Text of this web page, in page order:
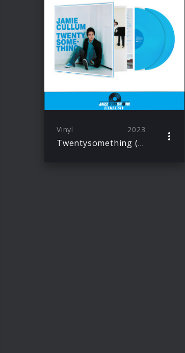
Vinyl 2023
Twentysomething (20th Anniversary Edition Ltd. Excl. Curacao Transparent 2LP)